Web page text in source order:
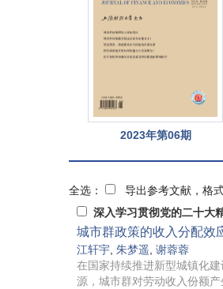
2023年第06期
全选：
导出参考文献，格
深入学习贯彻党的二十大
城市群政策的收入分配效
江轩宇, 朱梦遥, 谢蓉蓉
在国家持续推进新型城镇化
源，城市群对劳动收入份额